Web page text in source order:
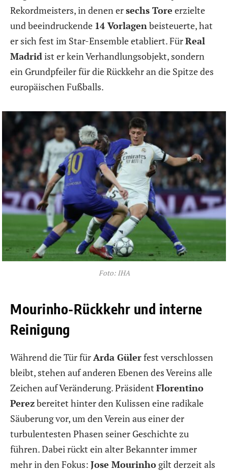
Rekordmeisters, in denen ersechs Tore erzielte
und beeindruckende 14 Vorlagen beisteuerte, hat
er sich fest im Star-Ensemble etabliert. FürReal
Madridist er kein Verhandlungsobjekt, sondern
ein Grundpfeiler für die Rückkehr an die Spitze des
europäischen Fußballs.
Foto: IHA
Mourinho-Rückkehr und interne
Reinigung
Während die Tür fürArda Gülerfest verschlossen
bleibt, stehen auf anderen Ebenen des Vereins alle
Zeichen auf Veränderung. Präsident Florentino
Perezbereitet hinter den Kulissen eine radikale
Säuberung vor, um den Verein aus einer der
turbulentesten Phasen seiner Geschichte zu
führen. Dabei rückt ein alter Bekannter immer
mehr in den Fokus: Jose Mourinho gilt derzeit als